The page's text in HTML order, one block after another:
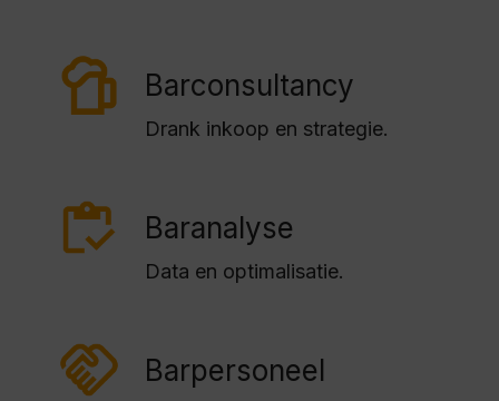
Barconsultancy
Drank inkoop en strategie.
Baranalyse
Data en optimalisatie.
Barpersoneel